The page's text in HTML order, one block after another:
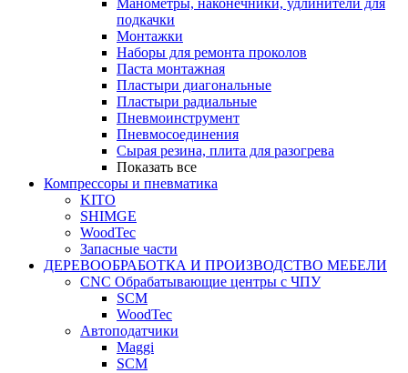
Манометры, наконечники, удлинители для
подкачки
Монтажки
Наборы для ремонта проколов
Паста монтажная
Пластыри диагональные
Пластыри радиальные
Пневмоинструмент
Пневмосоединения
Сырая резина, плита для разогрева
Показать все
Компрессоры и пневматика
KITO
SHIMGE
WoodTec
Запасные части
ДЕРЕВООБРАБОТКА И ПРОИЗВОДСТВО МЕБЕЛИ
CNC Обрабатывающие центры с ЧПУ
SCM
WoodTec
Автоподатчики
Maggi
SCM